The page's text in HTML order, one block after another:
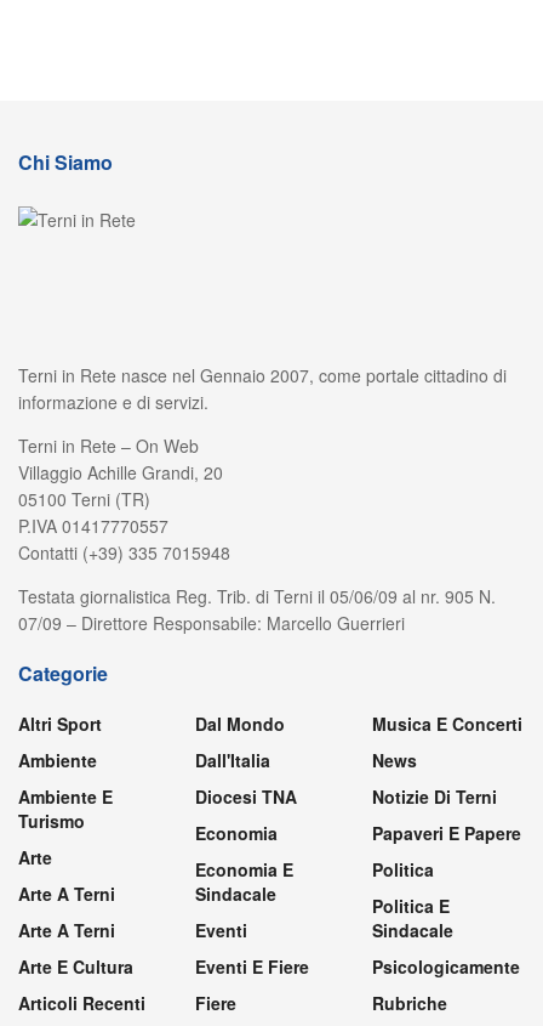
Chi Siamo
Terni in Rete nasce nel Gennaio 2007, come portale cittadino di
informazione e di servizi.
Terni in Rete – On Web
Villaggio Achille Grandi, 20
05100 Terni (TR)
P.IVA 01417770557
Contatti (+39) 335 7015948
Testata giornalistica Reg. Trib. di Terni il 05/06/09 al nr. 905 N.
07/09 – Direttore Responsabile: Marcello Guerrieri
Categorie
Altri Sport
Ambiente
Ambiente E
Turismo
Arte
Arte A Terni
Arte A Terni
Arte E Cultura
Articoli Recenti
Dal Mondo
Dall'Italia
Diocesi TNA
Economia
Economia E
Sindacale
Eventi
Eventi E Fiere
Fiere
Musica E Concerti
News
Notizie Di Terni
Papaveri E Papere
Politica
Politica E
Sindacale
Psicologicamente
Rubriche